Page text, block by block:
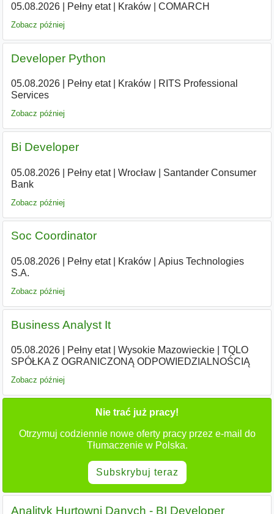
05.08.2026| Pełny etat| Kraków| COMARCH
Zobacz później
Developer Python
05.08.2026| Pełny etat| Kraków|
RITS Professional
Services
Zobacz później
Bi Developer
05.08.2026| Pełny etat| Wrocław|
Santander Consumer
Bank
Zobacz później
Soc Coordinator
05.08.2026| Pełny etat| Kraków|
Apius Technologies
S.A.
Zobacz później
Business Analyst It
05.08.2026| Pełny etat| Wysokie Mazowieckie|
TQLO
SPÓŁKA Z OGRANICZONĄ ODPOWIEDZIALNOŚCIĄ
Zobacz później
Nie trać już pracy!
Otrzymuj codziennie nowe oferty pracy przez e-mail do
Tłumaczenie w Polska.
Subskrybuj teraz
Analityk Hurtowni Danych - BI Developer